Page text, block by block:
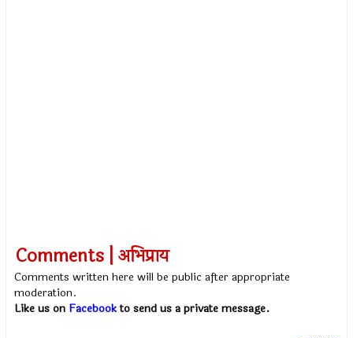
Comments | अभिप्राय
Comments written here will be public after appropriate
moderation.
Like us on Facebookto send us a private message.